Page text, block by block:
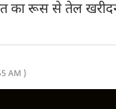
का रूस से तेल
AM )